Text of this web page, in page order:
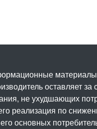
оставляет за
не ухудшающих
реализация по
основных